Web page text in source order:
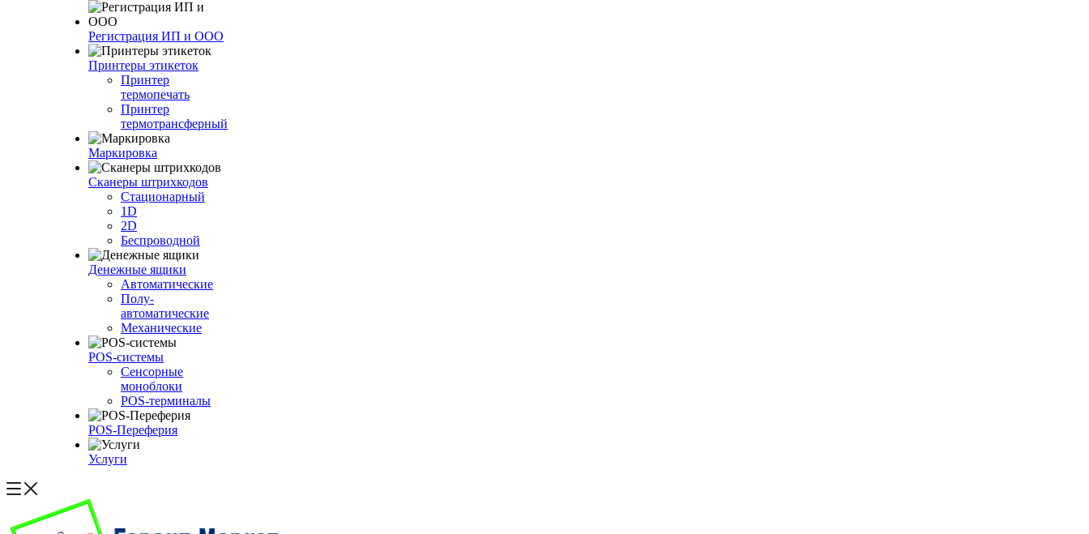
Регистрация ИП и ООО
Принтеры этикеток
Принтер
термопечать
Принтер
термотрансферный
Маркировка
Сканеры штрихкодов
Стационарный
1D
2D
Беспроводной
Денежные ящики
Автоматические
Полу-
автоматические
Механические
POS-системы
Сенсорные
моноблоки
POS-терминалы
POS-Переферия
Услуги